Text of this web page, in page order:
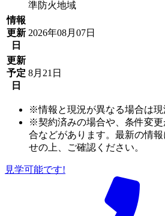
準防火地域
情報
更新
日
2026年08月07日
更新
予定
日
8月21日
※情報と現況が異なる場合は現
※契約済みの場合や、条件変
合などがあります。最新の情
せの上、ご確認ください。
見学可能です!